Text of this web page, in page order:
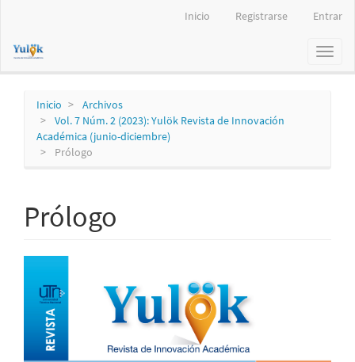
principal
Inicio Registrarse Entrar
Toggle
Inicio
Archivos
Vol. 7 Núm. 2 (2023): Yulök Revista de Innovación
Académica (junio-diciembre)
Prólogo
Prólogo
lateral
del
artículo